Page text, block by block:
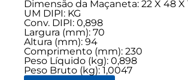
Dimensão da Maçaneta: 22 X 48 X
UM DIPI: KG
Conv. DIPI: 0,898
Largura (mm): 70
Altura (mm): 94
Comprimento (mm): 230
Peso Líquido (kg): 0,898
Peso Bruto (kg): 1,0047